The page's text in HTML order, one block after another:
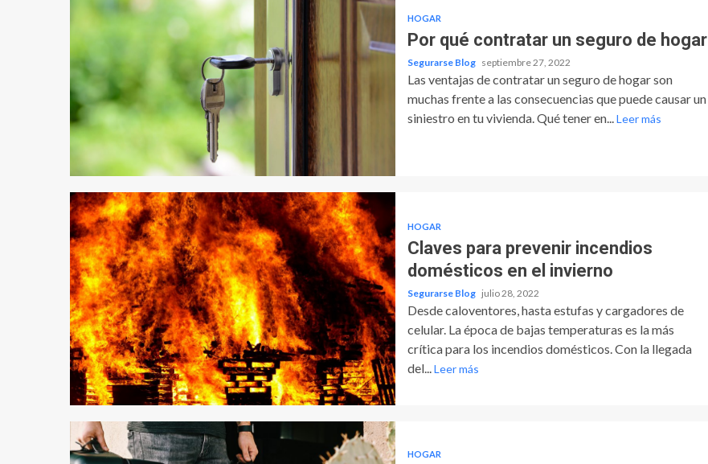
HOGAR
Por qué contratar un seguro de hogar
Segurarse Blog septiembre 27, 2022
Las ventajas de contratar un seguro de hogar son
muchas frente a las consecuencias que puede causar un
siniestro en tu vivienda. Qué tener en... Leer más
HOGAR
Claves para prevenir incendios
domésticos en el invierno
Segurarse Blog julio 28, 2022
Desde caloventores, hasta estufas y cargadores de
celular. La época de bajas temperaturas es la más
crítica para los incendios domésticos. Con la llegada
del... Leer más
HOGAR